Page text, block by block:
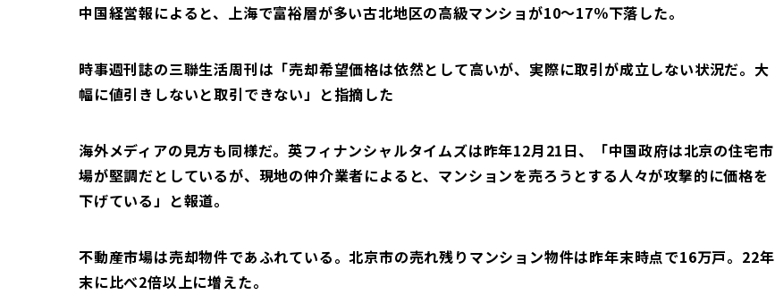
中国経営報によると、上海で富裕層が多い古北地区の高級マンショが10～17％下落した。
時事週刊誌の三聯生活周刊は「売却希望価格は依然として高いが、実際に取引が成立しない状況だ。大
幅に値引きしないと取引できない」と指摘した
海外メディアの見方も同様だ。英フィナンシャルタイムズは昨年12月21日、「中国政府は北京の住宅市
場が堅調だとしているが、現地の仲介業者によると、マンションを売ろうとする人々が攻撃的に価格を
下げている」と報道。
不動産市場は売却物件であふれている。北京市の売れ残りマンション物件は昨年末時点で16万戸。22年
末に比べ2倍以上に増えた。